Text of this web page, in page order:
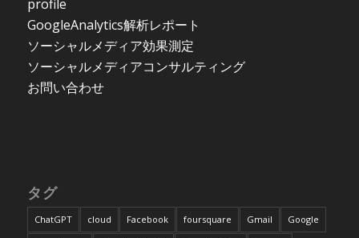
profile
GoogleAnalytics解析レポート
ソーシャルメディア効果測定
ソーシャルメディアコンサルティング
お問い合わせ
タグ
ChatGPT cloud Facebook foursquare Gmail Google